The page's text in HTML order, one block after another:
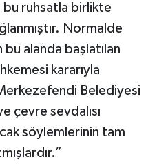
bu ruhsatla birlikte
Normalde
bu alanda başlatılan
kararıyla
Belediyesi
çevre sevdalısı
söylemlerinin tam